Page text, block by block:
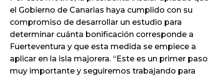
el Gobierno de Canarias haya cumplido con su
compromiso de desarrollar un estudio para
determinar cuánta bonificación corresponde a
Fuerteventura y que esta medida se empiece a
aplicar en la isla majorera. “Este es un primer paso
muy importante y seguiremos trabajando para